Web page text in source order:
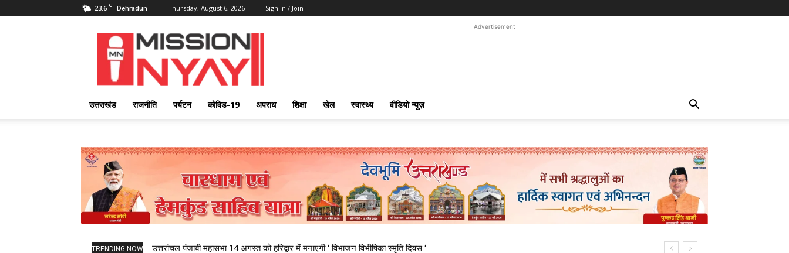
23.6 C Dehradun Thursday, August 6, 2026 Sign in / Join
Mission
Nyay
Advertisement
उत्तराखंड राजनीति पर्यटन कोविड-19 अपराध शिक्षा खेल स्वास्थ्य वीडियो न्यूज़
TRENDING NOW उत्तरांचल पंजाबी महासभा 14 अगस्त को हरिद्वार में मनाएगी ‘ विभाजन विभीषिका स्मृति दिवस ‘